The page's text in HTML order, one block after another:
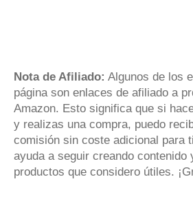
Nota de Afiliado: Algunos de los
página son enlaces de afiliado a
Amazon. Esto significa que si
y realizas una compra, puedo
comisión sin coste adicional para
ayuda a seguir creando contenido
productos que considero útiles.